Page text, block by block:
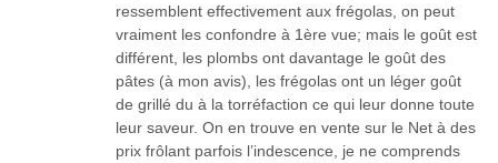
ressemblent effectivement aux frégolas, on peut
vraiment les confondre à 1ère vue; mais le goût est
différent, les plombs ont davantage le goût des
pâtes (à mon avis), les frégolas ont un léger goût
de grillé du à la torréfaction ce qui leur donne toute
leur saveur. On en trouve en vente sur le Net à des
prix frôlant parfois l’indescence, je ne comprends